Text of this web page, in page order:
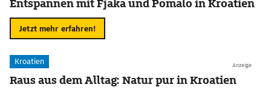
Entspannen mit Fjaka und Pomalo in Kroatien
Jetzt mehr erfahren!
Anzeige
Kroatien
Raus aus dem Alltag: Natur pur in Kroatien